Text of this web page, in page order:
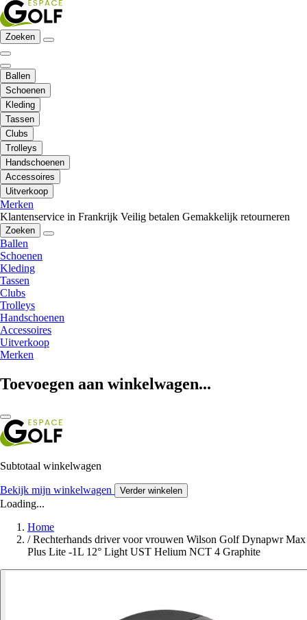
Zoeken
Ballen
Schoenen
Kleding
Tassen
Clubs
Trolleys
Handschoenen
Accessoires
Uitverkoop
Merken
Klantenservice in Frankrijk Veilig betalen Gemakkelijk retourneren
Zoeken
Ballen
Schoenen
Kleding
Tassen
Clubs
Trolleys
Handschoenen
Accessoires
Uitverkoop
Merken
Toevoegen aan winkelwagen...
Subtotaal winkelwagen
Bekijk mijn winkelwagen Verder winkelen
Loading...
Home
/ Rechterhands driver voor vrouwen Wilson Golf Dynapwr Max
Plus Lite -1L 12° Light UST Helium NCT 4 Graphite